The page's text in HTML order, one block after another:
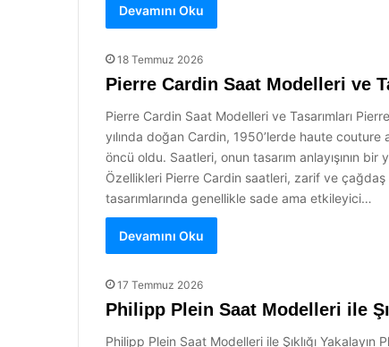
Devamını Oku
18 Temmuz 2026
Pierre Cardin Saat Modelleri ve
Pierre Cardin Saat Modelleri ve Tasarımları
yılında doğan Cardin, 1950’lerde haute couture
öncü oldu. Saatleri, onun tasarım anlayışının
Özellikleri Pierre Cardin saatleri, zarif ve
tasarımlarında genellikle sade ama etkileyici…
Devamını Oku
17 Temmuz 2026
Philipp Plein Saat Modelleri ile
Philipp Plein Saat Modelleri ile Şıklığı